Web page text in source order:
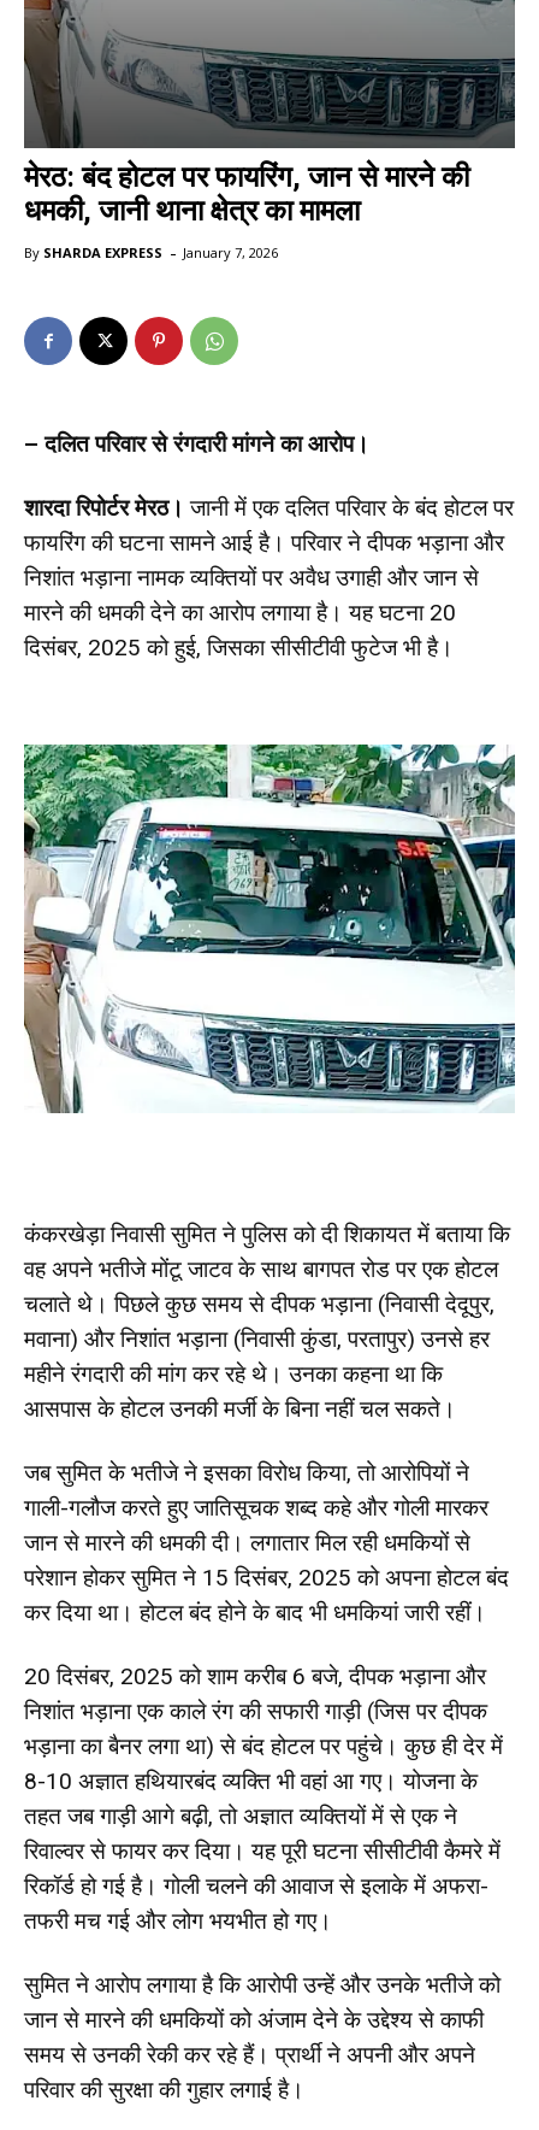
मेरठ: बंद होटल पर फायरिंग, जान से मारने की
धमकी, जानी थाना क्षेत्र का मामला
By SHARDA EXPRESS - January 7, 2026
– दलित परिवार से रंगदारी मांगने का आरोप।
शारदा रिपोर्टर मेरठ। जानी में एक दलित परिवार के बंद होटल पर
फायरिंग की घटना सामने आई है। परिवार ने दीपक भड़ाना और
निशांत भड़ाना नामक व्यक्तियों पर अवैध उगाही और जान से
मारने की धमकी देने का आरोप लगाया है। यह घटना 20
दिसंबर, 2025 को हुई, जिसका सीसीटीवी फुटेज भी है।
कंकरखेड़ा निवासी सुमित ने पुलिस को दी शिकायत में बताया कि
वह अपने भतीजे मोंटू जाटव के साथ बागपत रोड पर एक होटल
चलाते थे। पिछले कुछ समय से दीपक भड़ाना (निवासी देदूपुर,
मवाना) और निशांत भड़ाना (निवासी कुंडा, परतापुर) उनसे हर
महीने रंगदारी की मांग कर रहे थे। उनका कहना था कि
आसपास के होटल उनकी मर्जी के बिना नहीं चल सकते।
जब सुमित के भतीजे ने इसका विरोध किया, तो आरोपियों ने
गाली-गलौज करते हुए जातिसूचक शब्द कहे और गोली मारकर
जान से मारने की धमकी दी। लगातार मिल रही धमकियों से
परेशान होकर सुमित ने 15 दिसंबर, 2025 को अपना होटल बंद
कर दिया था। होटल बंद होने के बाद भी धमकियां जारी रहीं।
20 दिसंबर, 2025 को शाम करीब 6 बजे, दीपक भड़ाना और
निशांत भड़ाना एक काले रंग की सफारी गाड़ी (जिस पर दीपक
भड़ाना का बैनर लगा था) से बंद होटल पर पहुंचे। कुछ ही देर में
8-10 अज्ञात हथियारबंद व्यक्ति भी वहां आ गए। योजना के
तहत जब गाड़ी आगे बढ़ी, तो अज्ञात व्यक्तियों में से एक ने
रिवाल्वर से फायर कर दिया। यह पूरी घटना सीसीटीवी कैमरे में
रिकॉर्ड हो गई है। गोली चलने की आवाज से इलाके में अफरा-
तफरी मच गई और लोग भयभीत हो गए।
सुमित ने आरोप लगाया है कि आरोपी उन्हें और उनके भतीजे को
जान से मारने की धमकियों को अंजाम देने के उद्देश्य से काफी
समय से उनकी रेकी कर रहे हैं। प्रार्थी ने अपनी और अपने
परिवार की सुरक्षा की गुहार लगाई है।